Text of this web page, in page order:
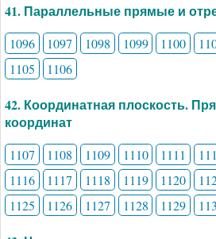
41. Параллельные прямые и
1096 1097 1098 1099 1100
1105
1106
42. Координатная плоскость.
координат
1107 1108 1109 1110 1111
1116
1117 1118 1119 1120
1125
1126 1127 1128 1129